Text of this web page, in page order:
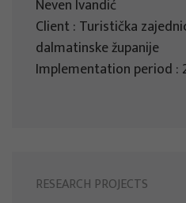
Neven Ivandić
Client : Turistička
dalmatinske županije
Implementation period :
RESEARCH PROJECTS